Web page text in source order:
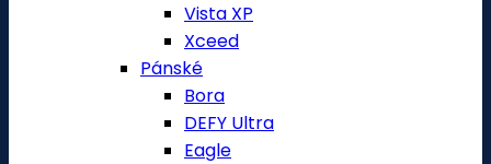
Vista XP
Xceed
Pánské
Bora
DEFY Ultra
Eagle